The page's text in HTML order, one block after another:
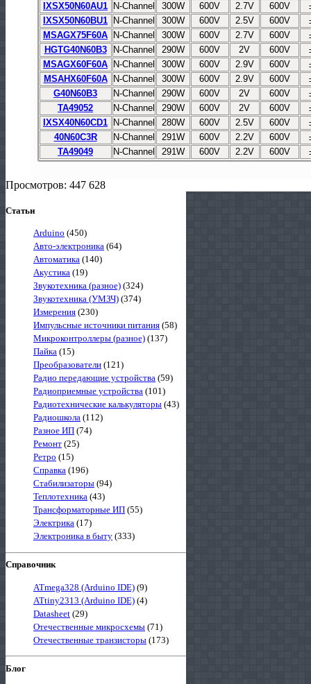
IXSX50N60AU1
N-Channel 300W 600V 2.7V 600V
IXSX50N60BU1
N-Channel 300W 600V 2.5V 600V
MSAGX75F60A
N-Channel 300W 600V 2.7V 600V
HGTG40N60B3
N-Channel 290W 600V 2V 600V
MSAGX60F60A
N-Channel 300W 600V 2.9V 600V
MSAHX60F60A
N-Channel 300W 600V 2.9V 600V
G40N60B3
N-Channel 290W 600V 2V 600V
TA49052
N-Channel 290W 600V 2V 600V
IXSX40N60CD1
N-Channel 280W 600V 2.5V 600V
40N60C3R
N-Channel 291W 600V 2.2V 600V
TA49049
N-Channel 291W 600V 2.2V 600V
Просмотров: 447 628
Статьи
Arduino (450)
Авто-электроника (64)
Автоматика (140)
Акустика (19)
Звукотехника (разное) (324)
Звукотехника (УМЗЧ) (374)
Измерения (230)
Импульсные источники питания (58)
Микроконтроллеры (разное) (137)
Пайка (15)
Преобразователи (121)
Радио передающие устройства (59)
Радиоприемные устройства (101)
Радиотехнические калькуляторы (43)
Радиошкола (112)
Разное ИП (74)
Ремонт (25)
Ретро (15)
Справка (196)
Стабилизаторы (94)
Теплотехника (43)
Трансформаторные ИП (55)
Электрика (17)
Электроника в быту (333)
Справочник
ATmega328 (Arduino IDE) (9)
ATtiny2313 (Arduino IDE) (4)
Datasheet (29)
Отечественные микросхемы (71)
Отечественные транзисторы (173)
Блог